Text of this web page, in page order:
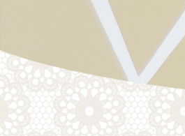
ツ
へ
ス
キ
プ